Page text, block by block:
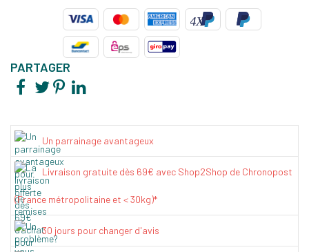
PARTAGER
Un parrainage avantageux
Livraison gratuite dès 69€ avec Shop2Shop de Chronopost
(France métropolitaine et < 30kg)*
30 jours pour changer d'avis